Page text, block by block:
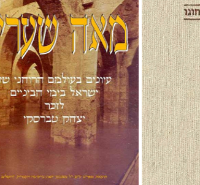
עזרא פליישר
יעקב בלידשטיין
כרמי הורוביץ
דב ספטימוס